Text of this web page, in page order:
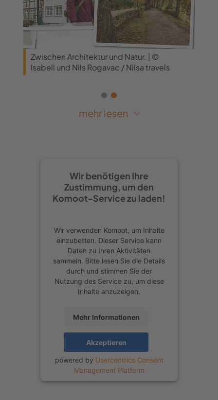
Zwischen Architektur und Natur. | ©
Isabell und Nils Rogavac / Nilsa travels
Das Highlight der Route:
Richtung Stadtwall. Dieser Abschnitt
gehört zu den schönsten der Tour:
Hier spazierst du auf historischen
aus Fachwerkhäusern, altem Gemäuer
und grüner Aussicht sorgt für richtig
schöne Fotospots und die ruhige
Lage ist ein toller Kontrast zu den
lebendigen Bereichen der Altstadt.
Befestigungsmauer die einzige
begehbare in Europa, abgesehen von
der Stadtmauer in Lucca in Italien.
Zwischendurch läufst du zur Kirche Alt
St. Thomä, die bekannt für ihre schiefe
mehr lesen
Wir benötigen Ihre
Zustimmung, um den
Komoot-Service zu laden!
Wir verwenden Komoot, um Inhalte
einzubetten. Dieser Service kann
Daten zu Ihren Aktivitäten
sammeln. Bitte lesen Sie die Details
durch und stimmen Sie der
Nutzung des Service zu, um diese
Inhalte anzuzeigen.
Mehr Informationen
Akzeptieren
powered by Usercentrics Consent
Management Platform